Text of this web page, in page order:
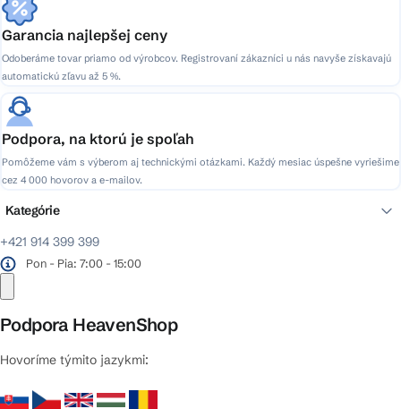
Garancia najlepšej ceny
Odoberáme tovar priamo od výrobcov. Registrovaní zákazníci u nás navyše získavajú
automatickú zľavu až 5 %.
Podpora, na ktorú je spoľah
Pomôžeme vám s výberom aj technickými otázkami. Každý mesiac úspešne vyriešime
cez 4 000 hovorov a e-mailov.
+421 914 399 399
Pon - Pia: 7:00 - 15:00
Podpora HeavenShop
Hovoríme týmito jazykmi:
Kategórie